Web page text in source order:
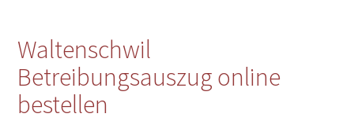
Waltenschwil
Betreibungsauszug online
bestellen